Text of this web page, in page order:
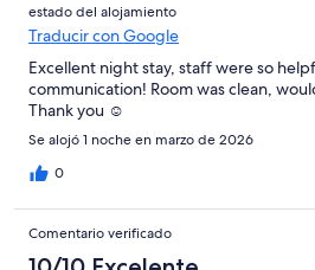
estado del alojamiento
Traducir con Google
Excellent night stay, staff were so
communication! Room was clean,
Thank you ☺️
Se alojó 1 noche en marzo de 2026
0
Comentario verificado